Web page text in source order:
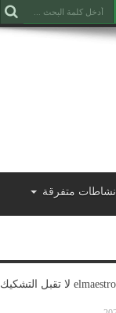
نشاطات متفرقة
مصداقية elmaestrosport لا تقبل التشكيك